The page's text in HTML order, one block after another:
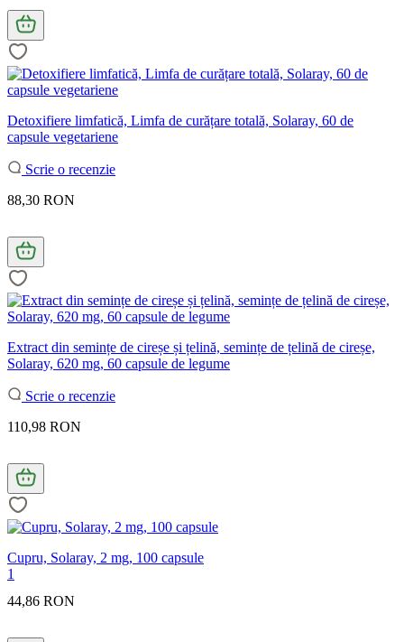
Detoxifiere limfatică, Limfa de curățare totală, Solaray, 60 de
capsule vegetariene
Scrie o recenzie
88,30 RON
Extract din semințe de cireșe și țelină, semințe de țelină de cireșe,
Solaray, 620 mg, 60 capsule de legume
Scrie o recenzie
110,98 RON
Cupru, Solaray, 2 mg, 100 capsule
1
44,86 RON